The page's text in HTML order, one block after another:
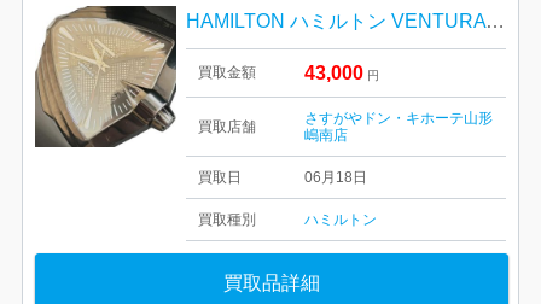
HAMILTON ハミルトン VENTURA ベンチュラ 腕時計 山形市
買取金額 43,000 円
買取店舗
さすがやドン・キホーテ山形
嶋南店
買取日 06月18日
買取種別 ハミルトン
買取品詳細